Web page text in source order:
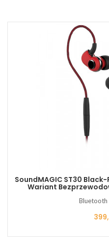
SoundMAGIC ST30
Wariant
Bluetooth
Cena